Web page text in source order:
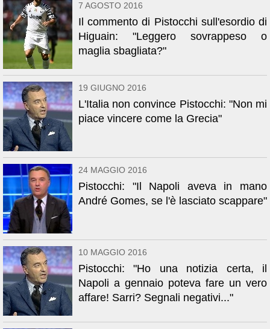
7 AGOSTO 2016
Il commento di Pistocchi sull'esordio di
Higuain: "Leggero sovrappeso o
maglia sbagliata?"
19 GIUGNO 2016
L'Italia non convince Pistocchi: "Non mi
piace vincere come la Grecia"
24 MAGGIO 2016
Pistocchi: "Il Napoli aveva in mano
André Gomes, se l'è lasciato scappare"
10 MAGGIO 2016
Pistocchi: "Ho una notizia certa, il
Napoli a gennaio poteva fare un vero
affare! Sarri? Segnali negativi..."